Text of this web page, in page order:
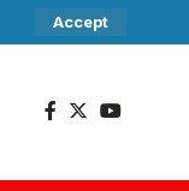
Accept